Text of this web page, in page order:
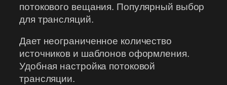
потокового вещания. Популярный выбор
для трансляций.
Дает неограниченное количество
источников и шаблонов оформления.
Удобная настройка потоковой
трансляции.